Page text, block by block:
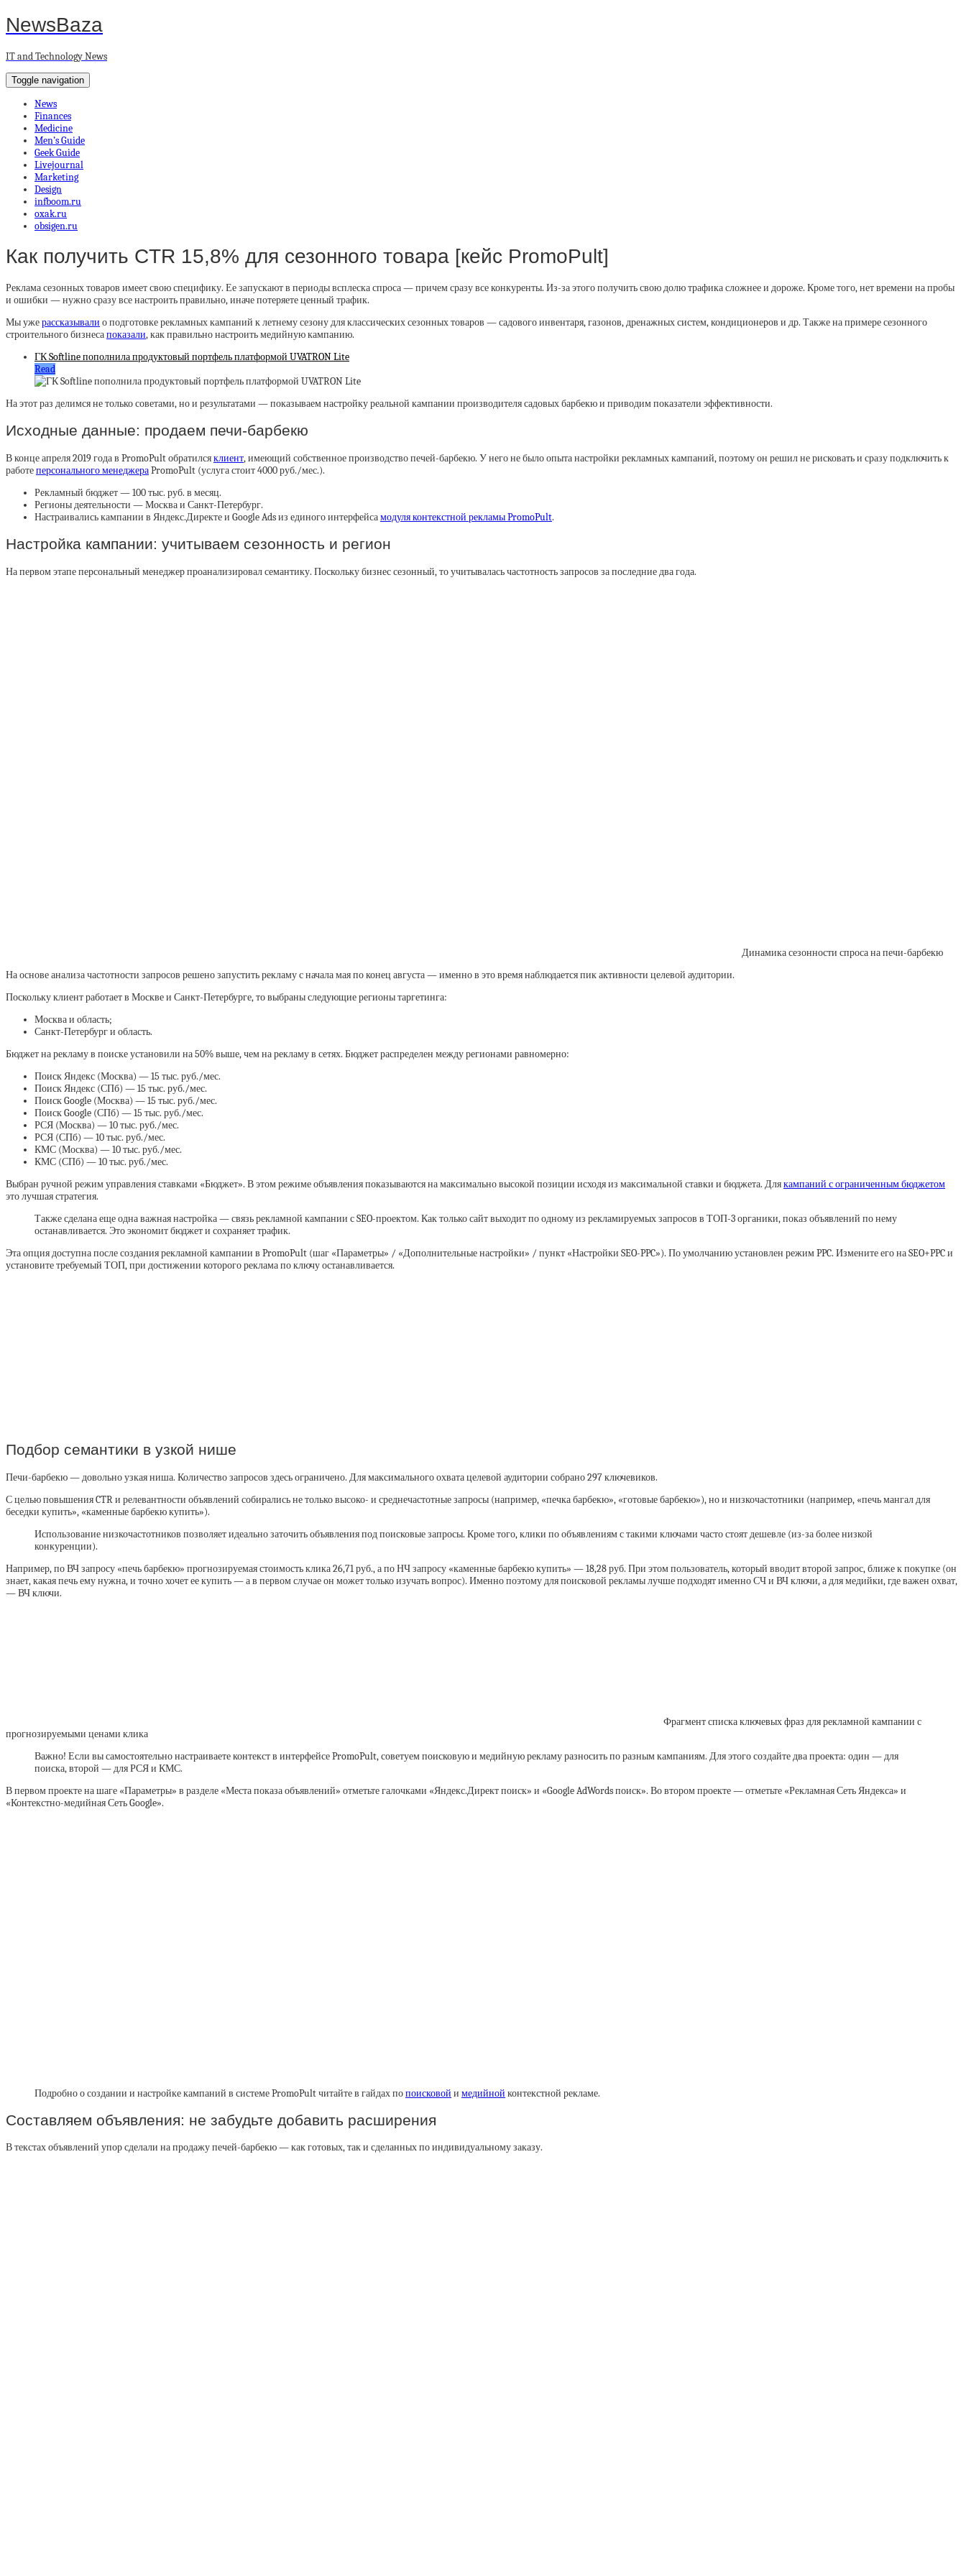
NewsBaza
IT and Technology News
Toggle navigation
News
Finances
Medicine
Men’s Guide
Geek Guide
Livejournal
Marketing
Design
infboom.ru
oxak.ru
obsigen.ru
Как получить CTR 15,8% для сезонного товара [кейс PromoPult]
Реклама сезонных товаров имеет свою специфику. Ее запускают в периоды всплеска спроса — причем сразу все конкуренты. Из-за этого получить свою долю трафика сложнее и дороже. Кроме того, нет времени на пробы
и ошибки — нужно сразу все настроить правильно, иначе потеряете ценный трафик.
Мы ужерассказывали о подготовке рекламных кампаний к летнему сезону для классических сезонных товаров — садового инвентаря, газонов, дренажных систем, кондиционеров и др. Также на примере сезонного
строительного бизнесапоказали, как правильно настроить медийную кампанию.
ГК Softline пополнила продуктовый портфель платформой UVATRON Lite
Read
На этот раз делимся не только советами, но и результатами — показываем настройку реальной кампании производителя садовых барбекю и приводим показатели эффективности.
Исходные данные: продаем печи-барбекю
В конце апреля 2019 года в PromoPult обратилсяклиент, имеющий собственное производство печей-барбекю. У него не было опыта настройки рекламных кампаний, поэтому он решил не рисковать и сразу подключить к
работеперсонального менеджераPromoPult (услуга стоит 4000 руб./мес.).
Рекламный бюджет — 100 тыс. руб. в месяц.
Регионы деятельности — Москва и Санкт-Петербург.
Настраивались кампании в Яндекс.Директе и Google Ads из единого интерфейсамодуля контекстной рекламы PromoPult.
Настройка кампании: учитываем сезонность и регион
На первом этапе персональный менеджер проанализировал семантику. Поскольку бизнес сезонный, то учитывалась частотность запросов за последние два года.
Динамика сезонности спроса на печи-барбекю
На основе анализа частотности запросов решено запустить рекламу с начала мая по конец августа — именно в это время наблюдается пик активности целевой аудитории.
Поскольку клиент работает в Москве и Санкт-Петербурге, то выбраны следующие регионы таргетинга:
Москва и область;
Санкт-Петербург и область.
Бюджет на рекламу в поиске установили на 50% выше, чем на рекламу в сетях. Бюджет распределен между регионами равномерно:
Поиск Яндекс (Москва) — 15 тыс. руб./мес.
Поиск Яндекс (СПб) — 15 тыс. руб./мес.
Поиск Google (Москва) — 15 тыс. руб./мес.
Поиск Google (СПб) — 15 тыс. руб./мес.
РСЯ (Москва) — 10 тыс. руб./мес.
РСЯ (СПб) — 10 тыс. руб./мес.
КМС (Москва) — 10 тыс. руб./мес.
КМС (СПб) — 10 тыс. руб./мес.
Выбран ручной режим управления ставками «Бюджет». В этом режиме объявления показываются на максимально высокой позиции исходя из максимальной ставки и бюджета. Длякампаний с ограниченным бюджетом
это лучшая стратегия.
Также сделана еще одна важная настройка — связь рекламной кампании с SEO-проектом. Как только сайт выходит по одному из рекламируемых запросов в ТОП-3 органики, показ объявлений по нему
останавливается. Это экономит бюджет и сохраняет трафик.
Эта опция доступна после создания рекламной кампании в PromoPult (шаг «Параметры» / «Дополнительные настройки» / пункт «Настройки SEO-PPC»). По умолчанию установлен режим PPC. Измените его на SEO+PPC и
установите требуемый ТОП, при достижении которого реклама по ключу останавливается.
Подбор семантики в узкой нише
Печи-барбекю — довольно узкая ниша. Количество запросов здесь ограничено. Для максимального охвата целевой аудитории собрано 297 ключевиков.
С целью повышения CTR и релевантности объявлений собирались не только высоко- и среднечастотные запросы (например, «печка барбекю», «готовые барбекю»), но и низкочастотники (например, «печь мангал для
беседки купить», «каменные барбекю купить»).
Использование низкочастотников позволяет идеально заточить объявления под поисковые запросы. Кроме того, клики по объявлениям с такими ключами часто стоят дешевле (из-за более низкой
конкуренции).
Например, по ВЧ запросу «печь барбекю» прогнозируемая стоимость клика 26,71 руб., а по НЧ запросу «каменные барбекю купить» — 18,28 руб. При этом пользователь, который вводит второй запрос, ближе к покупке (он
знает, какая печь ему нужна, и точно хочет ее купить — а в первом случае он может только изучать вопрос). Именно поэтому для поисковой рекламы лучше подходят именно СЧ и ВЧ ключи, а для медийки, где важен охват,
— ВЧ ключи.
Фрагмент списка ключевых фраз для рекламной кампании с
прогнозируемыми ценами клика
Важно! Если вы самостоятельно настраиваете контекст в интерфейсе PromoPult, советуем поисковую и медийную рекламу разносить по разным кампаниям. Для этого создайте два проекта: один — для
поиска, второй — для РСЯ и КМС.
В первом проекте на шаге «Параметры» в разделе «Места показа объявлений» отметьте галочками «Яндекс.Директ поиск» и «Google AdWords поиск». Во втором проекте — отметьте «Рекламная Сеть Яндекса» и
«Контекстно-медийная Сеть Google».
Подробно о создании и настройке кампаний в системе PromoPult читайте в гайдах попоисковой и медийной контекстной рекламе.
Составляем объявления: не забудьте добавить расширения
В текстах объявлений упор сделали на продажу печей-барбекю — как готовых, так и сделанных по индивидуальному заказу.